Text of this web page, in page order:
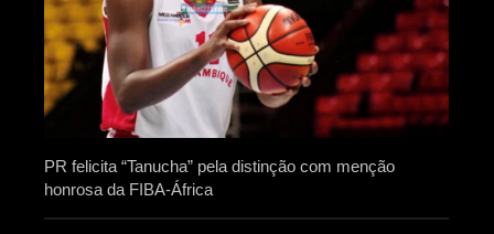
PR felicita “Tanucha” pela distinção com menção
honrosa da FIBA-África